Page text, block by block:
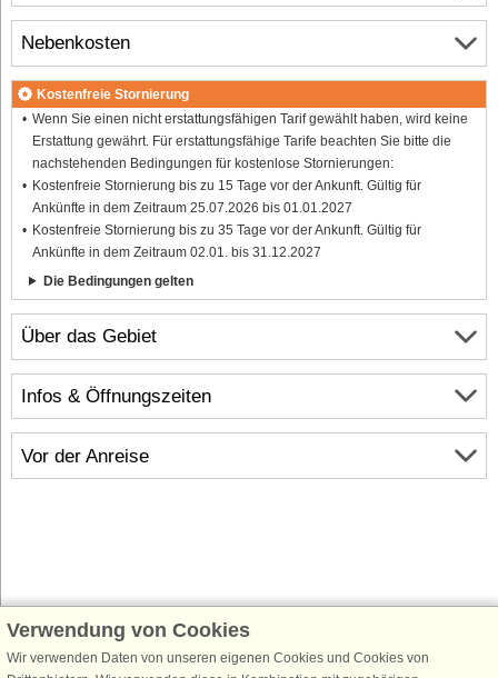
Über das Gebiet
Infos & Öffnungszeiten
Vor der Anreise
Nebenkosten
Kostenfreie Stornierung
Wenn Sie einen nicht erstattungsfähigen Tarif gewählt haben, wird keine
Erstattung gewährt. Für erstattungsfähige Tarife beachten Sie bitte die
nachstehenden Bedingungen für kostenlose Stornierungen:
Kostenfreie Stornierung bis zu 15 Tage vor der Ankunft. Gültig für
Ankünfte in dem Zeitraum 25.07.2026 bis 01.01.2027
Kostenfreie Stornierung bis zu 35 Tage vor der Ankunft. Gültig für
Ankünfte in dem Zeitraum 02.01. bis 31.12.2027
Die Bedingungen gelten
Schließen Sie sich 100.000 Ferienhaus-Fans an
Verwendung von Cookies
Wir verwenden Daten von unseren eigenen Cookies und Cookies von